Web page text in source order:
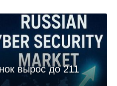
вырос до 211